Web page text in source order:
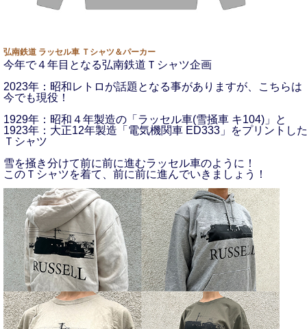
弘南鉄道 ラッセル車 Ｔシャツ＆パーカー
今年で４年目となる弘南鉄道Ｔシャツ企画
2023年：昭和レトロが話題となる事がありますが、こちらは
今でも現役！
1929年：昭和４年製造の「ラッセル車(雪掻車 キ104)」と
1923年：大正12年製造「電気機関車 ED333」をプリントした
Ｔシャツ
雪を掻き分けて前に前に進むラッセル車のように！
このＴシャツを着て、前に前に進んでいきましょう！